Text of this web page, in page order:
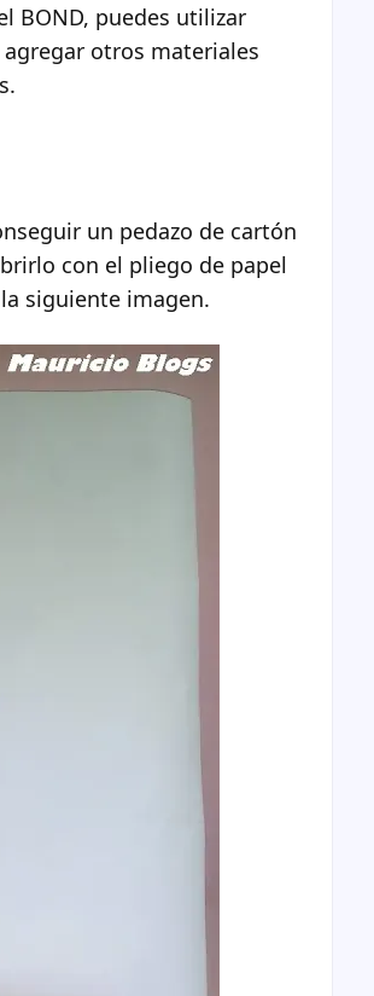
BOND, puedes utilizar
otros materiales
un pedazo de cartón
con el pliego de papel
siguiente imagen.